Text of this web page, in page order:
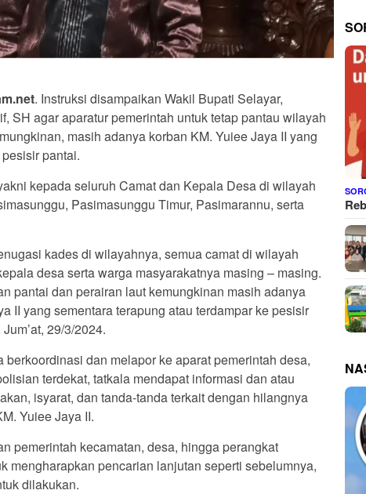
. Instruksi disampaikan Wakil Bupati Selayar,
SH agar aparatur pemerintah untuk tetap pantau wilayah
masih adanya korban KM. Yuiee Jaya II yang
pantai.
kepada seluruh Camat dan Kepala Desa di wilayah
Pasimasunggu Timur, Pasimarannu, serta
kades di wilayahnya, semua camat di wilayah
desa serta warga masyarakatnya masing – masing.
pantai dan perairan laut kemungkinan masih adanya
II yang sementara terapung atau terdampar ke pesisir
29/3/2024.
berkoordinasi dan melapor ke aparat pemerintah desa,
terdekat, tatkala mendapat informasi dan atau
isyarat, dan tanda-tanda terkait dengan hilangnya
Yuiee Jaya II.
pemerintah kecamatan, desa, hingga perangkat
mengharapkan pencarian lanjutan seperti sebelumnya,
dilakukan.